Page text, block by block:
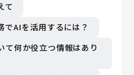
て
でAIを活用するには？
て何か役立つ情報はあり